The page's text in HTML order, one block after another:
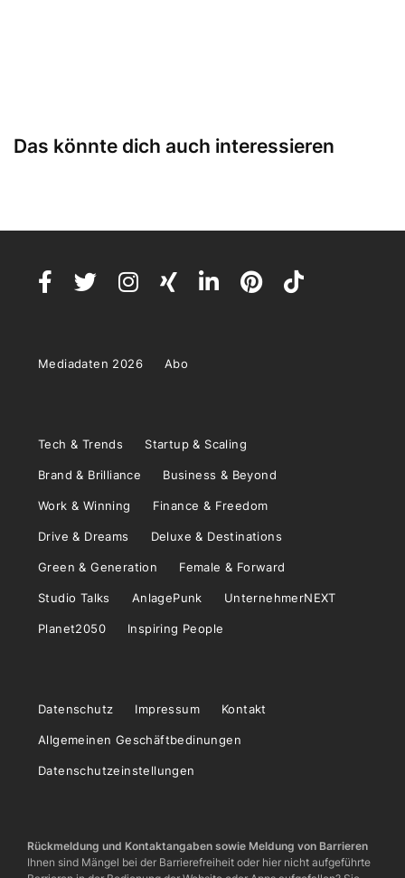
Das könnte dich auch interessieren
Mediadaten 2026 Abo
Tech & Trends Startup & Scaling
Brand & Brilliance Business & Beyond
Work & Winning Finance & Freedom
Drive & Dreams Deluxe & Destinations
Green & Generation Female & Forward
Studio Talks AnlagePunk UnternehmerNEXT
Planet2050 Inspiring People
Datenschutz Impressum Kontakt
Allgemeinen Geschäftbedinungen
Datenschutzeinstellungen
Rückmeldung und Kontaktangaben sowie Meldung von Barrieren
Ihnen sind Mängel bei der Barrierefreiheit oder hier nicht aufgeführte